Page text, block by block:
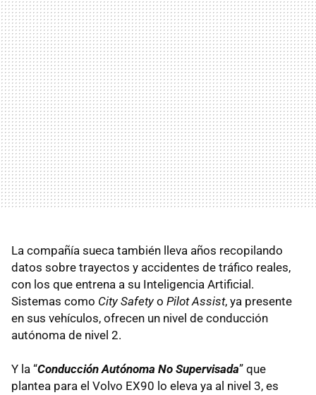
La compañía sueca también lleva años recopilando
datos sobre trayectos y accidentes de tráfico reales,
con los que entrena a su Inteligencia Artificial.
Sistemas como City Safetyo Pilot Assist, ya presente
en sus vehículos, ofrecen un nivel de conducción
autónoma de nivel 2.
Y la “Conducción Autónoma No Supervisada” que
plantea para el Volvo EX90 lo eleva ya al nivel 3, es